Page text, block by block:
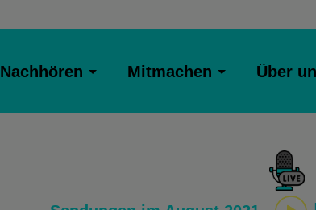
Nachhören Mitmachen Über